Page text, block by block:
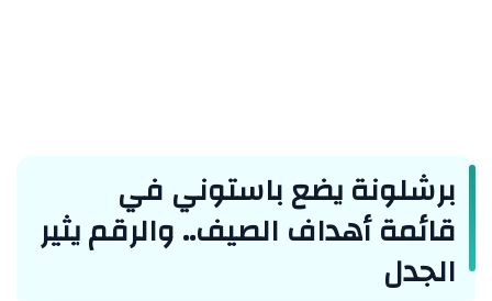
برشلونة يضع باستوني في
قائمة أهداف الصيف.. والرقم يثير
الجدل